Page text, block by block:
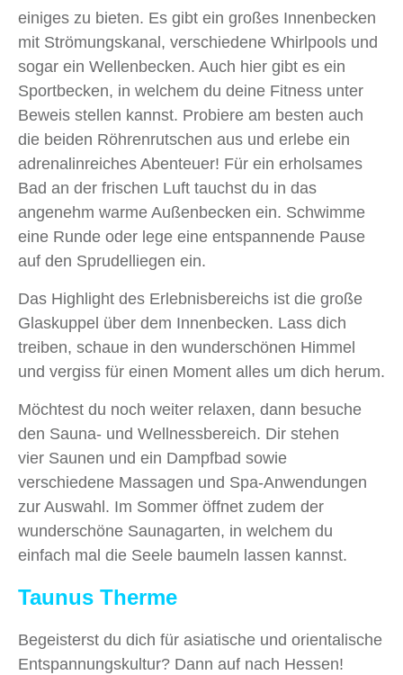
einiges zu bieten. Es gibt ein großes Innenbecken
mit Strömungskanal, verschiedene Whirlpools und
sogar ein Wellenbecken. Auch hier gibt es ein
Sportbecken, in welchem du deine Fitness unter
Beweis stellen kannst. Probiere am besten auch
die beiden Röhrenrutschen aus und erlebe ein
adrenalinreiches Abenteuer! Für ein erholsames
Bad an der frischen Luft tauchst du in das
angenehm warme Außenbecken ein. Schwimme
eine Runde oder lege eine entspannende Pause
auf den Sprudelliegen ein.
Das Highlight des Erlebnisbereichs ist die große
Glaskuppel über dem Innenbecken. Lass dich
treiben, schaue in den wunderschönen Himmel
und vergiss für einen Moment alles um dich herum.
Möchtest du noch weiter relaxen, dann besuche
den Sauna- und Wellnessbereich. Dir stehen
vier Saunen und ein Dampfbad sowie
verschiedene Massagen und Spa-Anwendungen
zur Auswahl. Im Sommer öffnet zudem der
wunderschöne Saunagarten, in welchem du
einfach mal die Seele baumeln lassen kannst.
Taunus Therme
Begeisterst du dich für asiatische und orientalische
Entspannungskultur? Dann auf nach Hessen!